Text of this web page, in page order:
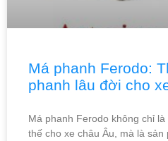
Má phanh Ferodo:
phanh lâu đời cho
Má phanh Ferodo không chỉ
thế cho xe châu Âu, mà là